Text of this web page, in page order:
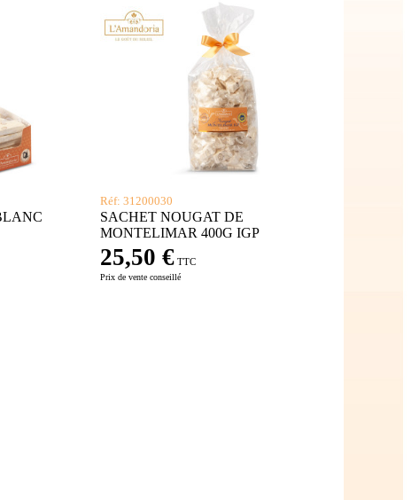
Réf: 31200030
SACHET NOUGAT DE
MONTELIMAR 400G IGP
25,50 € TTC
Prix de vente conseillé